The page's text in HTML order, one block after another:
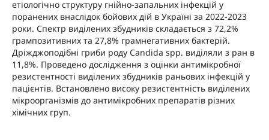
етіологічно структуру гнійно-запальних інфекцій у
поранених внаслідок бойових дій в Україні за 2022-2023
роки. Спектр виділених збудників складається з 72,2%
грампозитивних та 27,8% грамнегативних бактерій.
Дріжджоподібні гриби роду Candida spp. виділяли з ран в
11,8%. Проведено дослідження з оцінки антимікробної
резистентності виділених збудників раньових інфекцій у
пацієнтів. Встановлено високу резистентність виділених
мікроорганізмів до антимікробних препаратів різних
хімічних груп.